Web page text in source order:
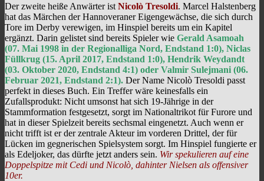
Der zweite heiße Anwärter ist Nicolò Tresoldi. Marcel Halstenberg
hat das Märchen der Hannoveraner Eigengewächse, die sich durch
Tore im Derby verewigen, im Hinspiel bereits um ein Kapitel
ergänzt. Darin gelistet sind bereits Spieler wie Gerald Asamoah
(07. Mai 1998 in der Regionalliga Nord, Endstand 1:0), Niclas
Füllkrug (15. April 2017, Endstand 1:0), Hendrik Weydandt
(03. Oktober 2020, Endstand 4:1) oder Valmir Sulejmani (06.
Februar 2021, Endstand 2:1). Der Name Nicolò Tresoldi passt
perfekt in dieses Buch. Ein Treffer wäre keinesfalls ein
Zufallsprodukt: Nicht umsonst hat sich 19-Jährige in der
Stammformation festgesetzt, sorgt im Nationaltrikot für Furore und
hat in dieser Spielzeit bereits sechsmal eingenetzt. Auch wenn er
nicht trifft ist er der zentrale Akteur im vorderen Drittel, der für
Lücken im gegnerischen Spielsystem sorgt. Im Hinspiel fungierte er
als Edeljoker, das dürfte jetzt anders sein. Wir spekulieren auf eine
Doppelspitze mit Cedi und Nicolò, dahinter Nielsen als offensiver
10er.